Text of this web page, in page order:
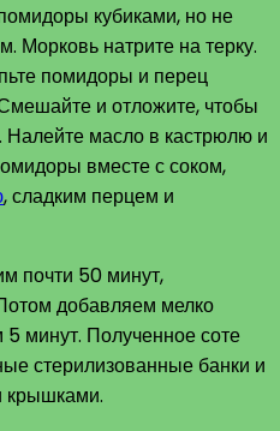
кубиками, но не
Морковь натрите на терку.
помидоры и перец
и отложите, чтобы
Налейте масло в кастрюлю и
вместе с соком,
, сладким перцем и
почти 50 минут,
добавляем мелко
минут. Полученное соте
стерилизованные банки и
крышками.